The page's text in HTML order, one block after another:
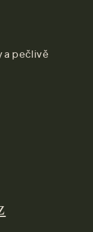
a pečlivě